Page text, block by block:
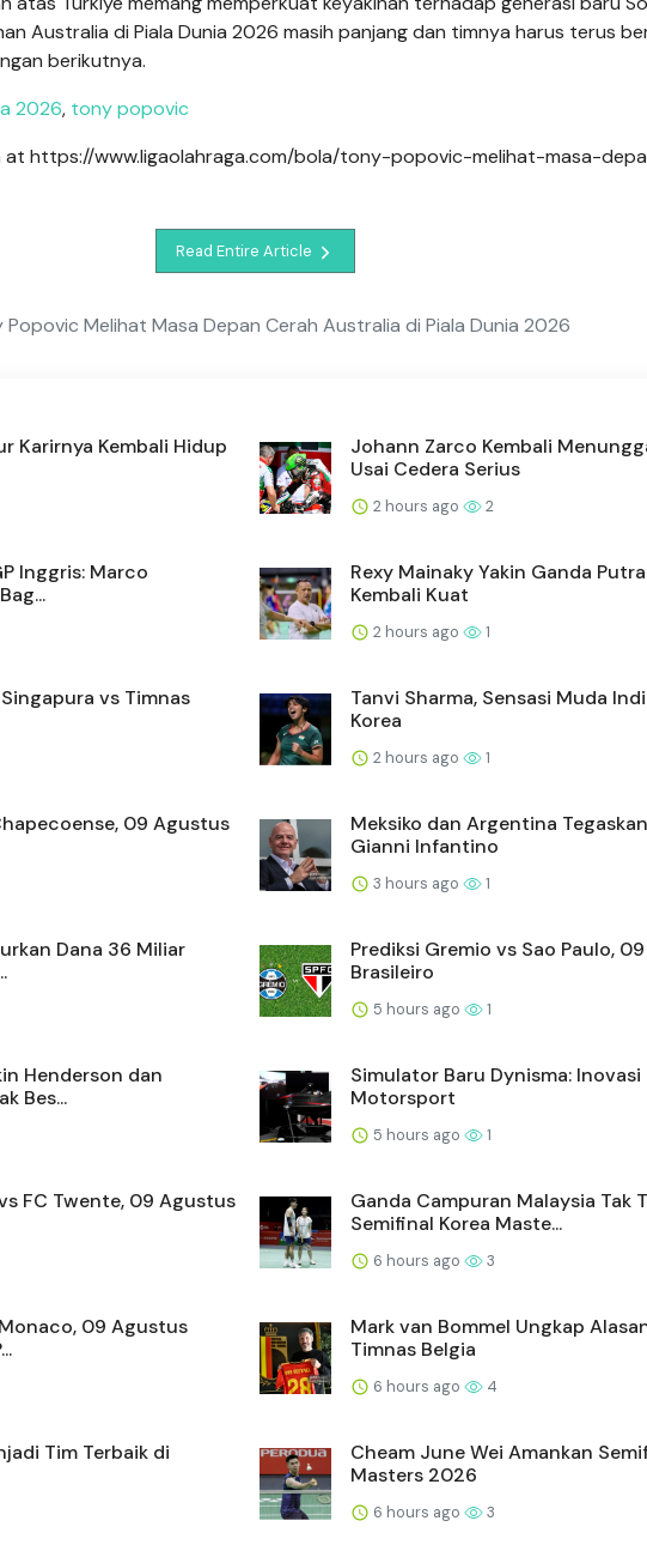
Australia di Piala Dunia 2026 masih panjang dan timnya harus terus
berikutnya.
2026, tony popovic
at https://www.ligaolahraga.com/bola/tony-popovic-melihat-masa-
Read Entire Article
Popovic Melihat Masa Depan Cerah Australia di Piala Dunia 2026
Karirnya Kembali Hidup
Johann Zarco Kembali
Usai Cedera Serius
2 hours ago 2
Inggris: Marco
Rexy Mainaky Yakin Ganda
Kembali Kuat
2 hours ago 1
vs Timnas
Tanvi Sharma, Sensasi Muda
Korea
2 hours ago 1
09 Agustus
Meksiko dan Argentina
Gianni Infantino
3 hours ago 1
Dana 36 Miliar
Prediksi Gremio vs Sao Paulo,
Brasileiro
5 hours ago 1
Henderson dan
Bes...
Simulator Baru Dynisma: Inovasi
Motorsport
5 hours ago 1
FC Twente, 09 Agustus
Ganda Campuran Malaysia Tak
Semifinal Korea Maste...
6 hours ago 3
09 Agustus
Mark van Bommel Ungkap
Timnas Belgia
6 hours ago 4
Tim Terbaik di
Cheam June Wei Amankan
Masters 2026
6 hours ago 3